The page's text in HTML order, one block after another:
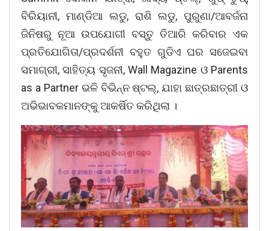
ବିରିୟାନୀ, ମାଣ୍ଡିଆ ଲଡୁ, ରାଶି ଲଡୁ, ପୁରୁଣା/ଆବର୍ଜନା
ଜିନିଷରୁ ନୂଆ ଉପଯୋଗୀ ବସ୍ତୁ ତିଆରି କରିବାର ଏକ
ପ୍ରତିଯୋଗିତା/ପ୍ରଦର୍ଶନୀ ବହୁତ ଗୁଡିଏ ଘର ସଜେଇବା
ସମାଗ୍ରୀ, ସାହିତ୍ୟ ସୃଜନୀ, Wall Magazine ଓ Parents
as a Partner ଭଳି ବିଭିନ୍ନ ଷ୍ଟଲ୍, ଯାହା ଛାତ୍ରଛାତ୍ରୀ ଓ
ଅଭିଭାବକମାନଙ୍କୁ ଆକର୍ଷିତ କରିଥିଲା ।